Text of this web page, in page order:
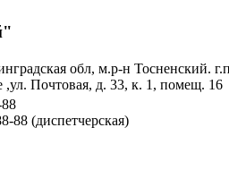
обл, м.р-н Тосненский.
,ул. Почтовая, д. 33, к. 1, помещ. 16
88 (диспетчерская)